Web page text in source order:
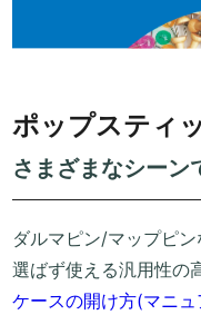
ポップスティ
さまざまなシーン
ダルマピン/マップピ
選ばず使える汎用性の
ケースの開け方(マニュ